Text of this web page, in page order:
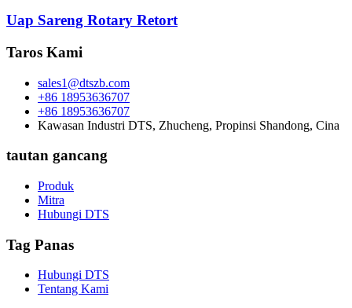
Uap Sareng Rotary Retort
Taros Kami
sales1@dtszb.com
+86 18953636707
+86 18953636707
Kawasan Industri DTS, Zhucheng, Propinsi Shandong, Cina
tautan gancang
Produk
Mitra
Hubungi DTS
Tag Panas
Hubungi DTS
Tentang Kami